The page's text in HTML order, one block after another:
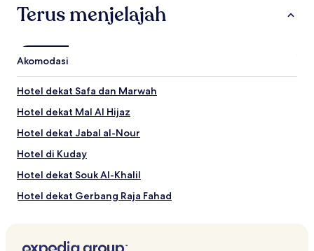
tamu
dewasa.
Harga
ketersediaan
dapat
berubah
sewaktu-
Ketentuan
tambahan
mungkin
Terus menjelajah
Akomodasi
Hotel dekat Safa dan Marwah
Hotel dekat Mal Al Hijaz
Hotel dekat Jabal al-Nour
Hotel di Kuday
Hotel dekat Souk Al-Khalil
Hotel dekat Gerbang Raja Fahad